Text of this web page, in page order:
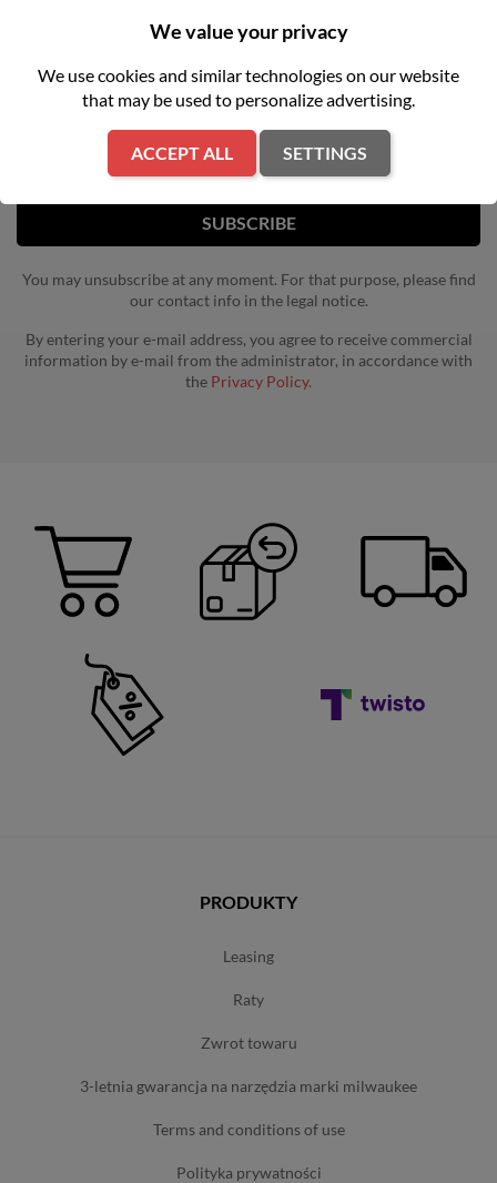
NEWSLETTER
Get our latest news and special sales
You may unsubscribe at any moment. For that purpose, please find
our contact info in the legal notice.
By entering your e-mail address, you agree to receive commercial
information by e-mail from the administrator, in accordance with
the Privacy Policy.
PRODUKTY
leasing
raty
zwrot towaru
3-letnia gwarancja na narzędzia marki milwaukee
terms and conditions of use
polityka prywatności
We value your privacy
We use cookies and similar technologies on our website
that may be used to personalize advertising.
ACCEPT ALL SETTINGS